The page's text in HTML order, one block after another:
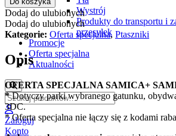
Wystrój
Produkty do transportu i
przesyłek
Promocje
Oferta specjalna
Aktualności
Zaloguj
Konto
Dodaj do ulubionych
Dodaj do ulubionych
Kategorie: Oferta specjalna, Ptaszniki
Opis
OFERTA SPECJALNA SAMICA+
*Dotyczy parki wybranego gatunku,
3DC.
* Oferta specjalna nie łączy się z kodami